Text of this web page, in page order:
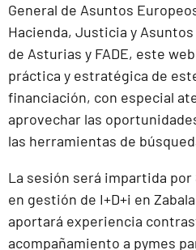
General de Asuntos
Hacienda, Justicia y
de Asturias y FADE, este
práctica y estratégica de
financiación, con especial
aprovechar las
las herramientas de
La sesión será impartida
en gestión de I+D+i en
aportará experiencia
acompañamiento a pymes